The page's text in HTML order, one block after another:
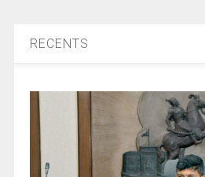
RECENTS